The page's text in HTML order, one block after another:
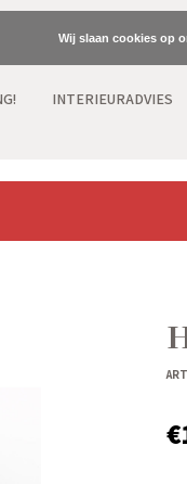
INTERIEURADVIES
Wij slaan cookies op